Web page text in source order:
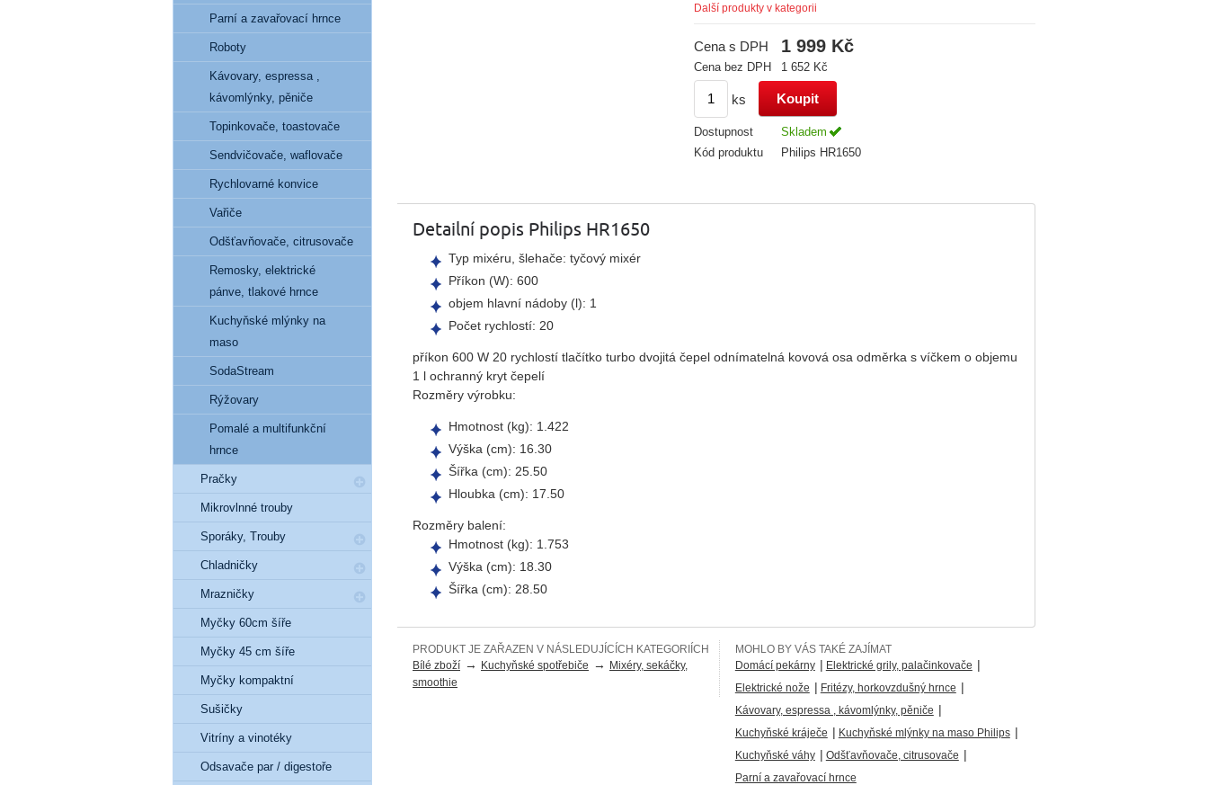
Další produkty v kategorii
Cena s DPH 1 999 Kč
Cena bez DPH 1 652 Kč
ks
Dostupnost
Skladem
Kód produktu
Philips HR1650
Detailní popis Philips HR1650
Typ mixéru, šlehače: tyčový mixér
Příkon (W): 600
objem hlavní nádoby (l): 1
Počet rychlostí: 20
příkon 600 W 20 rychlostí tlačítko turbo dvojitá čepel odnímatelná kovová osa odměrka s víčkem o objemu
1 l ochranný kryt čepelí
Rozměry výrobku:
Hmotnost (kg): 1.422
Výška (cm): 16.30
Šířka (cm): 25.50
Hloubka (cm): 17.50
Rozměry balení:
Hmotnost (kg): 1.753
Výška (cm): 18.30
Šířka (cm): 28.50
PRODUKT JE ZAŘAZEN V NÁSLEDUJÍCÍCH KATEGORIÍCH
Bílé zboží → Kuchyňské spotřebiče → Mixéry, sekáčky,
smoothie
MOHLO BY VÁS TAKÉ ZAJÍMAT
Domácí pekárny | Elektrické grily, palačinkovače |
Elektrické nože | Fritézy, horkovzdušný hrnce |
Kávovary, espressa , kávomlýnky, pěniče |
Kuchyňské kráječe | Kuchyňské mlýnky na maso Philips |
Kuchyňské váhy | Odšťavňovače, citrusovače |
Parní a zavařovací hrnce
Parní a zavařovací hrnce
Roboty
Kávovary, espressa ,
kávomlýnky, pěniče
Topinkovače, toastovače
Sendvičovače, waflovače
Rychlovarné konvice
Vařiče
Odšťavňovače, citrusovače
Remosky, elektrické
pánve, tlakové hrnce
Kuchyňské mlýnky na
maso
SodaStream
Rýžovary
Pomalé a multifunkční
hrnce
Pračky
Mikrovlnné trouby
Sporáky, Trouby
Chladničky
Mrazničky
Myčky 60cm šíře
Myčky 45 cm šíře
Myčky kompaktní
Sušičky
Vitríny a vinotéky
Odsavače par / digestoře